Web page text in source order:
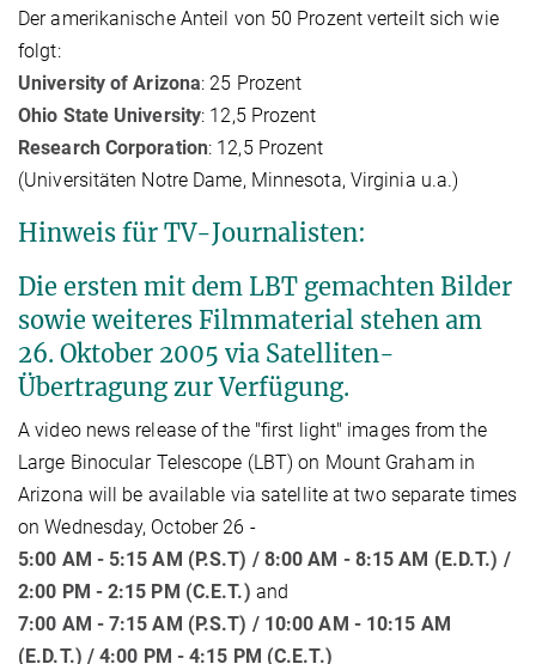
Der amerikanische Anteil von 50 Prozent verteilt sich wie
folgt:
University of Arizona: 25 Prozent
Ohio State University: 12,5 Prozent
Research Corporation: 12,5 Prozent
(Universitäten Notre Dame, Minnesota, Virginia u.a.)
Hinweis für TV-Journalisten:
Die ersten mit dem LBT gemachten Bilder
sowie weiteres Filmmaterial stehen am
26. Oktober 2005 via Satelliten-
Übertragung zur Verfügung.
A video news release of the "first light" images from the
Large Binocular Telescope (LBT) on Mount Graham in
Arizona will be available via satellite at two separate times
on Wednesday, October 26 -
5:00 AM - 5:15 AM (P.S.T) / 8:00 AM - 8:15 AM (E.D.T.) /
2:00 PM - 2:15 PM (C.E.T.) and
7:00 AM - 7:15 AM (P.S.T) / 10:00 AM - 10:15 AM
(E.D.T.) / 4:00 PM - 4:15 PM (C.E.T.)